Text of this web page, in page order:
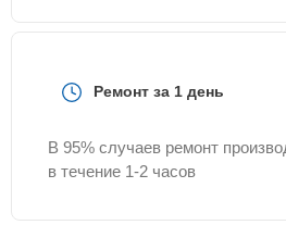
Ремонт за 1 день
В 95% случаев ремонт
в течение 1-2 часов